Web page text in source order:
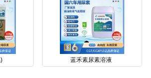
蓝禾素尿素溶液